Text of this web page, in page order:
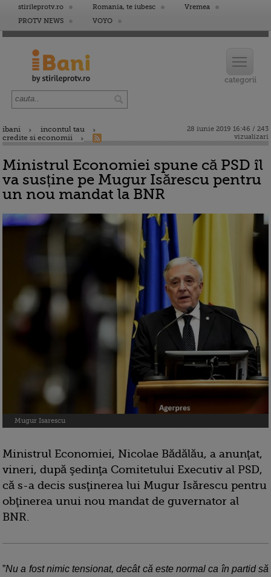
stirileprotv.ro Romania, te iubesc
Vremea
PROTV NEWS
VOYO
ibani
incontul tau
credite si economii
28 iunie 2019 16:46 / 243
vizualizari
Ministrul Economiei spune că PSD îl
va susține pe Mugur Isărescu pentru
un nou mandat la BNR
Mugur Isarescu
Ministrul Economiei, Nicolae Bădălău, a anunţat,
vineri, după şedinţa Comitetului Executiv al PSD,
că s-a decis susţinerea lui Mugur Isărescu pentru
obţinerea unui nou mandat de guvernator al
BNR.
”Nu a fost nimic tensionat, decât că este normal ca în partid să